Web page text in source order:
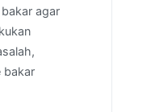
agar
bakar